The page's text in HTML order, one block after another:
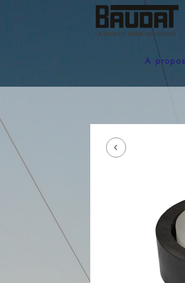
LA QUALITE DANS VOS MAINS
A propos